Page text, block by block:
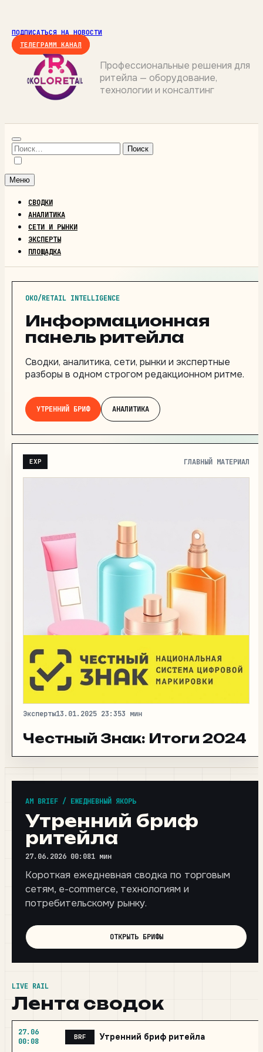
содержимому
ПОДПИСАТЬСЯ НА НОВОСТИ
ТЕЛЕГРАММ КАНАЛ
ОКОЛОРИТЕЙЛ
Профессиональные решения для
ритейла — оборудование,
технологии и консалтинг
Найти:
Меню
СВОДКИ
АНАЛИТИКА
СЕТИ И РЫНКИ
ЭКСПЕРТЫ
ПЛОЩАДКА
OKO/RETAIL INTELLIGENCE
Информационная
панель ритейла
Сводки, аналитика, сети, рынки и экспертные
разборы в одном строгом редакционном ритме.
УТРЕННИЙ БРИФ АНАЛИТИКА
EXP ГЛАВНЫЙ МАТЕРИАЛ
Эксперты13.01.2025 23:353 мин
Честный Знак: Итоги 2024
AM BRIEF / ЕЖЕДНЕВНЫЙ ЯКОРЬ
Утренний бриф
ритейла
27.06.2026 00:081 мин
Короткая ежедневная сводка по торговым
сетям, e-commerce, технологиям и
потребительскому рынку.
ОТКРЫТЬ БРИФЫ
LIVE RAIL
Лента сводок
27.06
00:08
BRF Утренний бриф ритейла